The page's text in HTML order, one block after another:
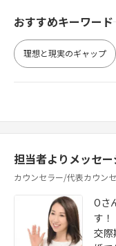
おすすめキーワード
理想と現実のギャップ
担当者よりメッセ
カウンセラー/代表カウン
Oさ
す！
交際